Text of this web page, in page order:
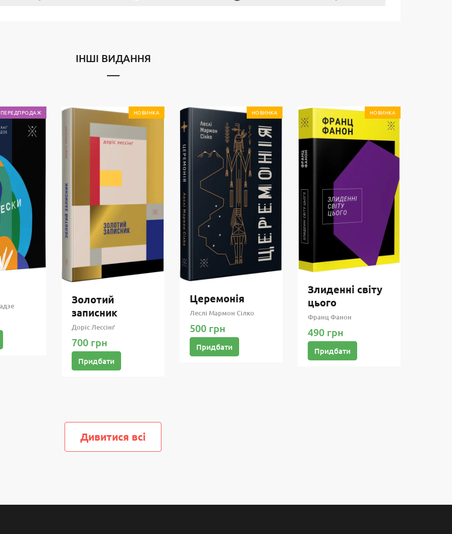
ІНШІ ВИДАННЯ
ПЕРЕДПРОДАЖ НОВИНКА
Золотий
записник
Доріс Лессінґ
700 грн
Придбати
НОВИНКА
Церемонія
Леслі Мармон Сілко
500 грн
Придбати
НОВИНКА
Злиденні світу
цього
Франц Фанон
490 грн
Придбати
Дивитися всi